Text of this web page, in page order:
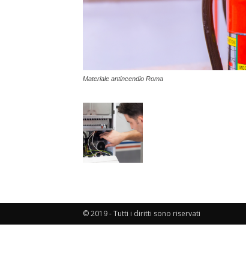
Materiale antincendio Roma
© 2019 - Tutti i diritti sono riservati